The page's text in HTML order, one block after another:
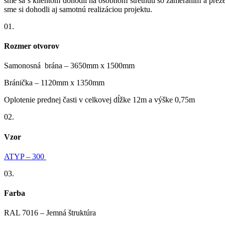
sme si dohodli aj samotnú realizáciou projektu.
01.
Rozmer otvorov
Samonosná brána – 3650mm x 1500mm
Bránička – 1120mm x 1350mm
Oplotenie prednej časti v celkovej dĺžke 12m a výške 0,75m
02.
Vzor
ATYP – 300
03.
Farba
RAL 7016 – Jemná štruktúra